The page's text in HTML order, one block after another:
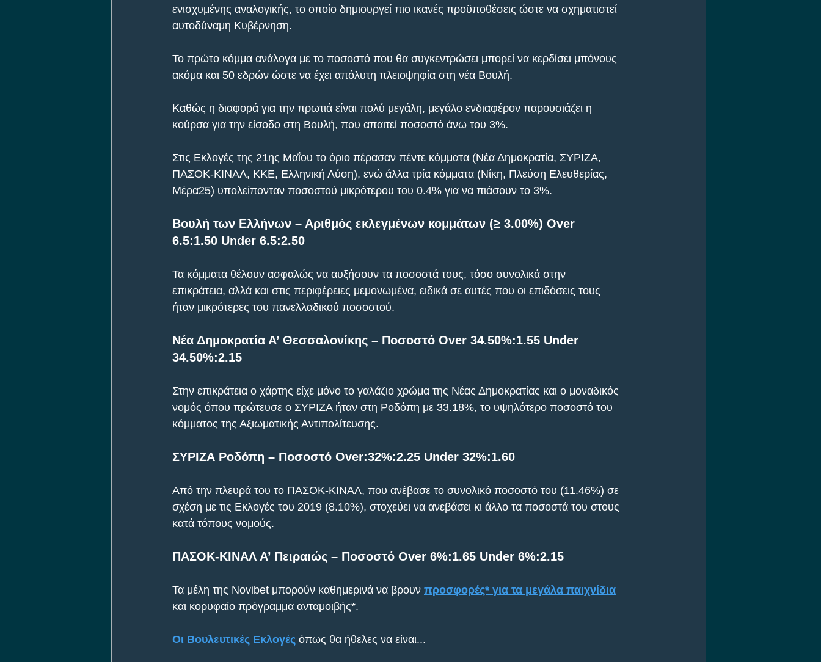
ενισχυμένης αναλογικής, το οποίο δημιουργεί πιο ικανές προϋποθέσεις ώστε να σχηματιστεί
αυτοδύναμη Κυβέρνηση.
Το πρώτο κόμμα ανάλογα με το ποσοστό που θα συγκεντρώσει μπορεί να κερδίσει μπόνους
ακόμα και 50 εδρών ώστε να έχει απόλυτη πλειοψηφία στη νέα Βουλή.
Καθώς η διαφορά για την πρωτιά είναι πολύ μεγάλη, μεγάλο ενδιαφέρον παρουσιάζει η
κούρσα για την είσοδο στη Βουλή, που απαιτεί ποσοστό άνω του 3%.
Στις Εκλογές της 21ης Μαΐου το όριο πέρασαν πέντε κόμματα (Νέα Δημοκρατία, ΣΥΡΙΖΑ,
ΠΑΣΟΚ-ΚΙΝΑΛ, ΚΚΕ, Ελληνική Λύση), ενώ άλλα τρία κόμματα (Νίκη, Πλεύση Ελευθερίας,
Μέρα25) υπολείπονταν ποσοστού μικρότερου του 0.4% για να πιάσουν το 3%.
Βουλή των Ελλήνων – Αριθμός εκλεγμένων κομμάτων (≥ 3.00%) Over
6.5:1.50 Under 6.5:2.50
Τα κόμματα θέλουν ασφαλώς να αυξήσουν τα ποσοστά τους, τόσο συνολικά στην
επικράτεια, αλλά και στις περιφέρειες μεμονωμένα, ειδικά σε αυτές που οι επιδόσεις τους
ήταν μικρότερες του πανελλαδικού ποσοστού.
Νέα Δημοκρατία Α’ Θεσσαλονίκης – Ποσοστό Over 34.50%:1.55 Under
34.50%:2.15
Στην επικράτεια ο χάρτης είχε μόνο το γαλάζιο χρώμα της Νέας Δημοκρατίας και ο μοναδικός
νομός όπου πρώτευσε ο ΣΥΡΙΖΑ ήταν στη Ροδόπη με 33.18%, το υψηλότερο ποσοστό του
κόμματος της Αξιωματικής Αντιπολίτευσης.
ΣΥΡΙΖΑ Ροδόπη – Ποσοστό Over:32%:2.25 Under 32%:1.60
Από την πλευρά του το ΠΑΣΟΚ-ΚΙΝΑΛ, που ανέβασε το συνολικό ποσοστό του (11.46%) σε
σχέση με τις Εκλογές του 2019 (8.10%), στοχεύει να ανεβάσει κι άλλο τα ποσοστά του στους
κατά τόπους νομούς.
ΠΑΣΟΚ-ΚΙΝΑΛ Α’ Πειραιώς – Ποσοστό Over 6%:1.65 Under 6%:2.15
Τα μέλη της Novibet μπορούν καθημερινά να βρουν προσφορές* για τα μεγάλα παιχνίδια
και κορυφαίο πρόγραμμα ανταμοιβής*.
Οι Βουλευτικές Εκλογές όπως θα ήθελες να είναι...